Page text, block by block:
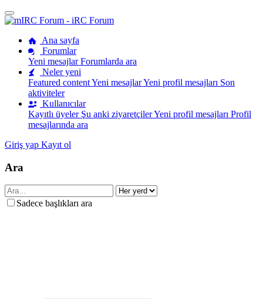
Ana sayfa
Forumlar
Yeni mesajlarForumlarda ara
Neler yeni
Featured contentYeni mesajlarYeni profil mesajları Son
aktiviteler
Kullanıcılar
Kayıtlı üyeler Şu anki ziyaretçilerYeni profil mesajları Profil
mesajlarında ara
Giriş yap Kayıt ol
Ara
Sadece başlıkları ara